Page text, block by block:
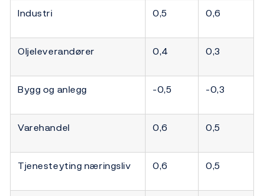
Industri 0,5 0,6
Oljeleverandører 0,4 0,3
Bygg og anlegg -0,5 -0,3
Varehandel 0,6 0,5
Tjenesteyting næringsliv 0,6 0,5